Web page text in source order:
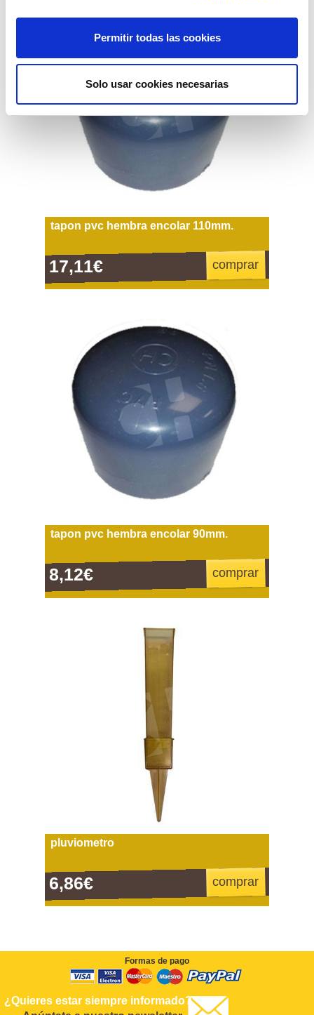
Permitir todas las cookies
Solo usar cookies necesarias
tapon pvc hembra encolar 110mm.
17,11€ comprar
tapon pvc hembra encolar 90mm.
8,12€ comprar
pluviometro
6,86€ comprar
Formas de pago
¿Quieres estar siempre informado?